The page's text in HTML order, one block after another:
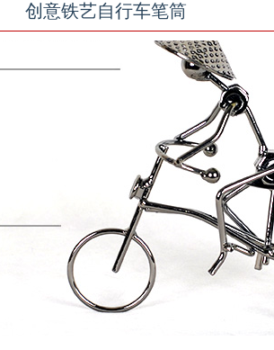
创意铁艺自行车笔筒